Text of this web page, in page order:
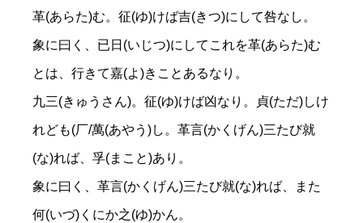
革(あらた)む。征(ゆ)けば吉(きつ)にして咎なし。
象に曰く、已日(いじつ)にしてこれを革(あらた)む
とは、行きて嘉(よ)きことあるなり。
九三(きゅうさん)。征(ゆ)けば凶なり。貞(ただ)しけ
れども(厂/萬(あやう)し。革言(かくげん)三たび就
(な)れば、孚(まこと)あり。
象に曰く、革言(かくげん)三たび就(な)れば、また
何(いづ)くにか之(ゆ)かん。